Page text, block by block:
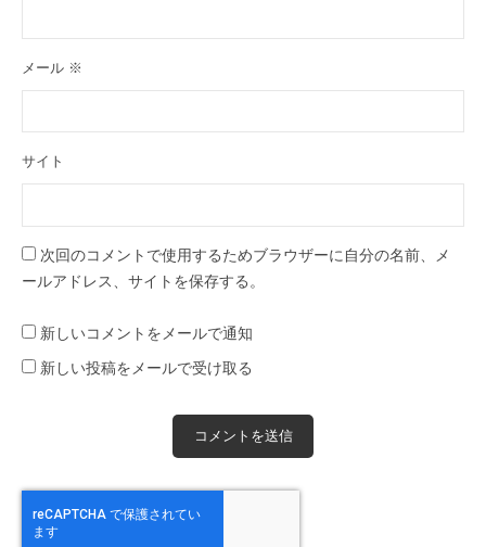
メール ※
サイト
次回のコメントで使用するためブラウザーに自分の名前、メ
ールアドレス、サイトを保存する。
新しいコメントをメールで通知
新しい投稿をメールで受け取る